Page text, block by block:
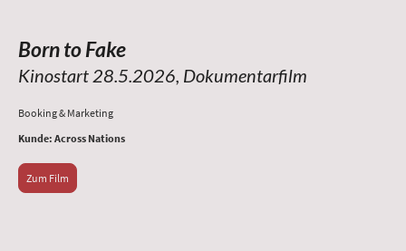
Born to Fake
Kinostart 28.5.2026, Dokumentarfilm
Booking & Marketing
Kunde: Across Nations
Zum Film